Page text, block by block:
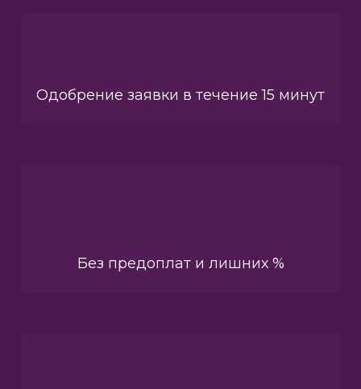
Одобрение заявки в течение 15 минут
Без предоплат и лишних %